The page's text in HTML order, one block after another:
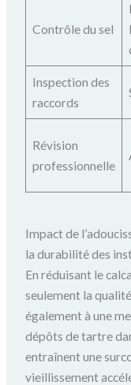
Contrôle du sel
Inspection des
raccords
Révision
professionnelle
Impact de
la durabilité des
En réduisant le
seulement la
également à une
dépôts de tartre
entraînent une
vieillissement